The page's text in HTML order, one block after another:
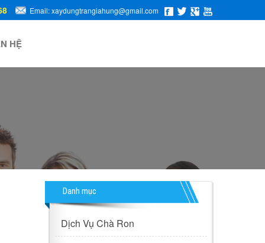
Email: xaydungtrangiahung@gmail.com
HỆ
Danh mục
Dịch Vụ Chà Ron